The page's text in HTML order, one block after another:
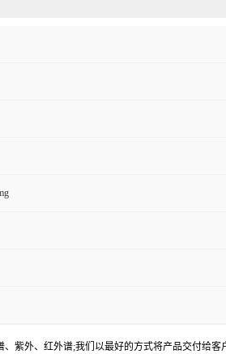
紫外、红外谱;我们以最好的方式将产品交付给